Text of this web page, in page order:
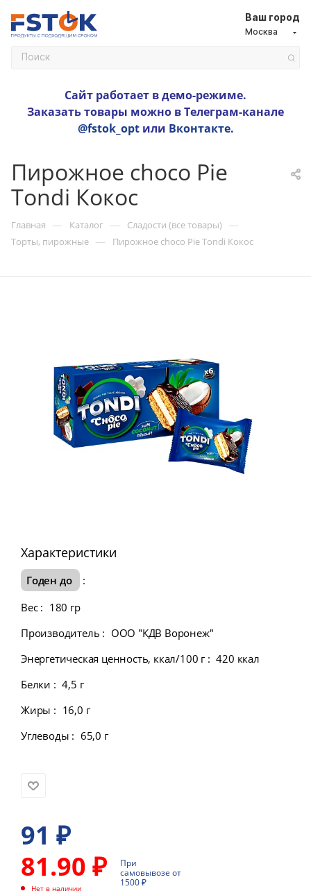
Ваш город
Москва
Сайт работает в демо-режиме.
Заказать товары можно в Телеграм-канале
@fstok_optили Вконтакте.
Пирожное choco Pie
Tondi Кокос
Главная — Каталог — Сладости (все товары) —
Торты, пирожные — Пирожное choco Pie Tondi Кокос
Характеристики
Годен до
:
Вес : 180 гр
Производитель : ООО "КДВ Воронеж"
Энергетическая ценность, ккал/100 г : 420 ккал
Белки : 4,5 г
Жиры : 16,0 г
Углеводы : 65,0 г
91 ₽
81.90 ₽
При
самовывозе от
1500 ₽
Нет в наличии